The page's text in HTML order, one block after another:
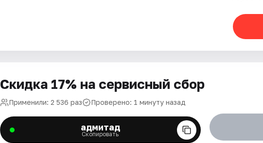
Скидка 17% на сервисный сбор
Применили: 2 536 раз Проверено: 1 минуту назад
адмитад
Скопировать